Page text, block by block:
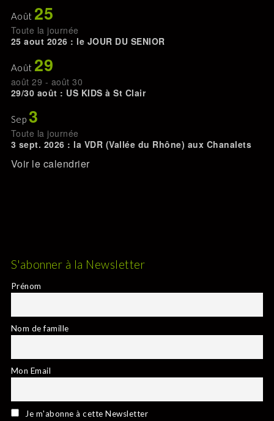
Août 25
Toute la journée
25 aout 2026 : le JOUR DU SENIOR
Août 29
août 29 - août 30
29/30 août : US KIDS à St Clair
Sep 3
Toute la journée
3 sept. 2026 : la VDR (Vallée du Rhône) aux Chanalets
Voir le calendrier
S'abonner à la Newsletter
Prénom
Nom de famille
Mon Email
Je m'abonne à cette Newsletter